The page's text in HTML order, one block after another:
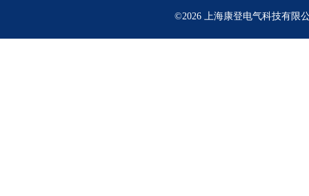
©2026 上海康登电气科技有限